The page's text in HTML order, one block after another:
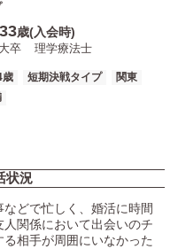
33歳(入会時)
卒 理学療法士
歳 短期決戦タイプ
関東
状況
などで忙しく、婚活に時間
関係において出会いのチ
相手が周囲にいなかった